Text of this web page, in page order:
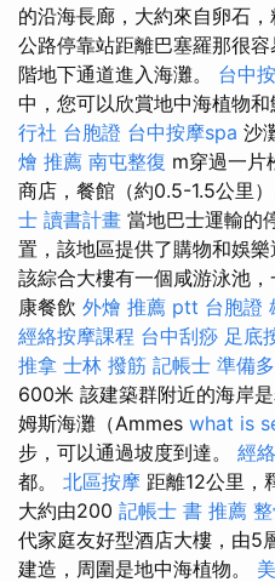
的沿海長廊，大約來自卵石，
公路停靠站距離巴塞羅那很
階地下通道進入海灘。 台中
中，您可以欣賞地中海植物和
行社 台胞證 台中按摩spa 沙
燴 推薦 南屯整復 m穿過一片
商店，餐館（約0.5-1.5公里）
士 讀書計畫 當地巴士運輸的
置，該地區提供了購物和娛樂
該綜合大樓有一個咸游泳池
康餐飲 外燴 推薦 ptt 台胞證
經絡按摩課程 台中刮痧 足底
推拿 士林 撥筋 記帳士 準備
600米 該建築群附近的海岸
姆斯海灘（Ammes what is
步，可以通過坡度到達。 經
都。 北區按摩 距離12公里，
大約由200 記帳士 書 推薦
代家庭友好型酒店大樓，由5
建造，周圍是地中海植物。